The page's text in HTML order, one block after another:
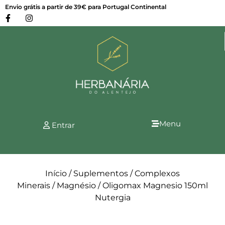
Envio grátis a partir de 39€ para Portugal Continental
Entrar Menu
Início / Suplementos /Complexos
Minerais / Magnésio / Oligomax Magnesio 150ml
Nutergia